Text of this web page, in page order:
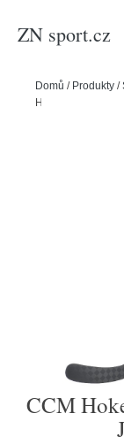
ZN sport.cz
Domů / Produkty /
Hokejka CCM
CCM